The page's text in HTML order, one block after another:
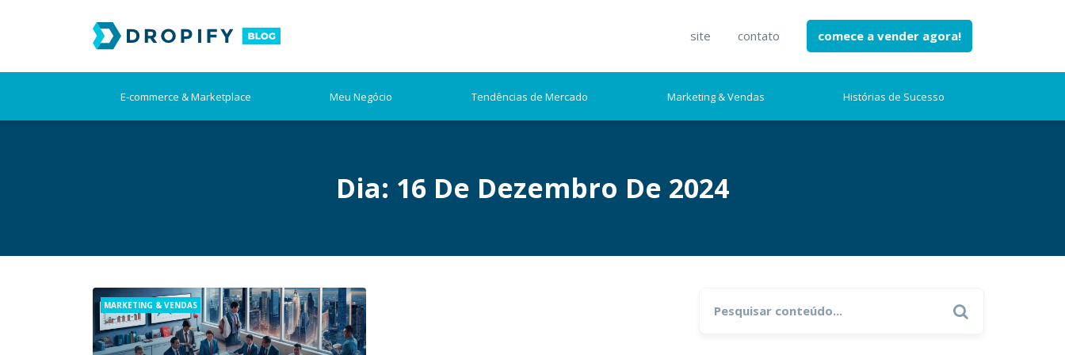
site contato comece a vender agora!
E-commerce & Marketplace Meu Negócio Tendências de Mercado Marketing & Vendas Histórias de Sucesso
Dia: 16 De Dezembro De 2024
Categories
MARKETING & VENDAS
for:
Search